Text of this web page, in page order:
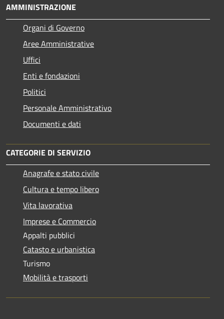
AMMINISTRAZIONE
Organi di Governo
Aree Amministrative
Uffici
Enti e fondazioni
Politici
Personale Amministrativo
Documenti e dati
CATEGORIE DI SERVIZIO
Anagrafe e stato civile
Cultura e tempo libero
Vita lavorativa
Imprese e Commercio
Appalti pubblici
Catasto e urbanistica
Turismo
Mobilità e trasporti